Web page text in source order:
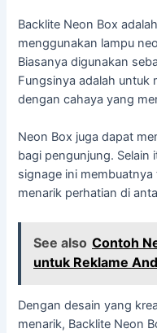
Backlite Neon Box
menggunakan lampu
Biasanya digunakan
Fungsinya adalah untuk
dengan cahaya yang
Neon Box juga dapat
bagi pengunjung. Selain
signage ini
menarik perhatian di
See also Contoh
untuk Reklame
Dengan desain yang
menarik, Backlite Neon